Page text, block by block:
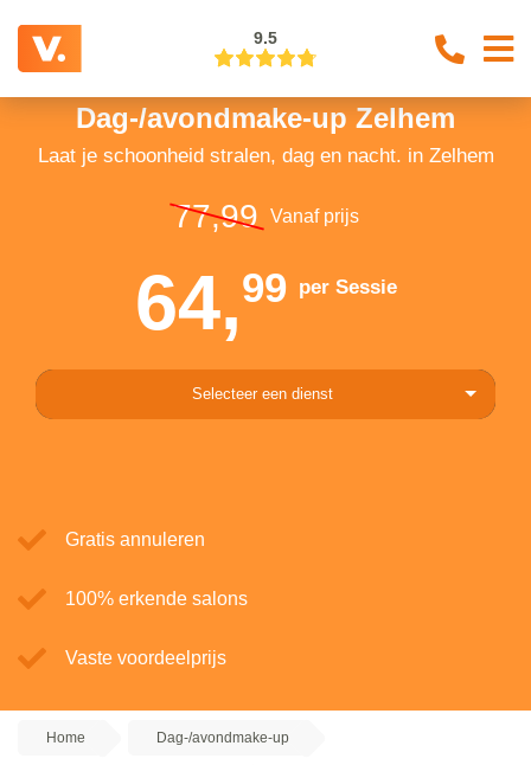
9.5
Dag-/avondmake-up Zelhem
Laat je schoonheid stralen, dag en nacht. in Zelhem
77,99 Vanaf prijs
64,99per Sessie
Selecteer een dienst
Gratis annuleren
100% erkende salons
Vaste voordeelprijs
Home Dag-/avondmake-up